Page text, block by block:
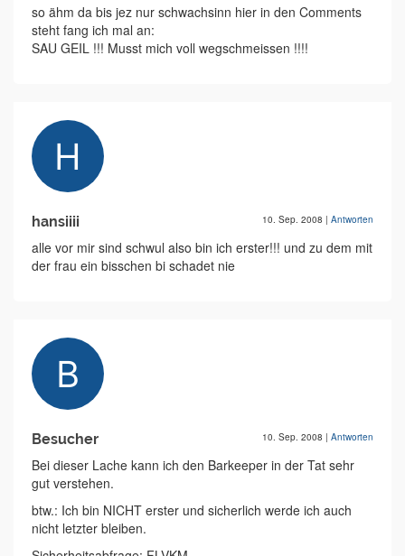
so ähm da bis jez nur schwachsinn hier in den Comments
steht fang ich mal an:
SAU GEIL !!! Musst mich voll wegschmeissen !!!!
hansiiii 10. Sep. 2008 | Antworten
alle vor mir sind schwul also bin ich erster!!! und zu dem mit
der frau ein bisschen bi schadet nie
Besucher 10. Sep. 2008 | Antworten
Bei dieser Lache kann ich den Barkeeper in der Tat sehr
gut verstehen.
btw.: Ich bin NICHT erster und sicherlich werde ich auch
nicht letzter bleiben.